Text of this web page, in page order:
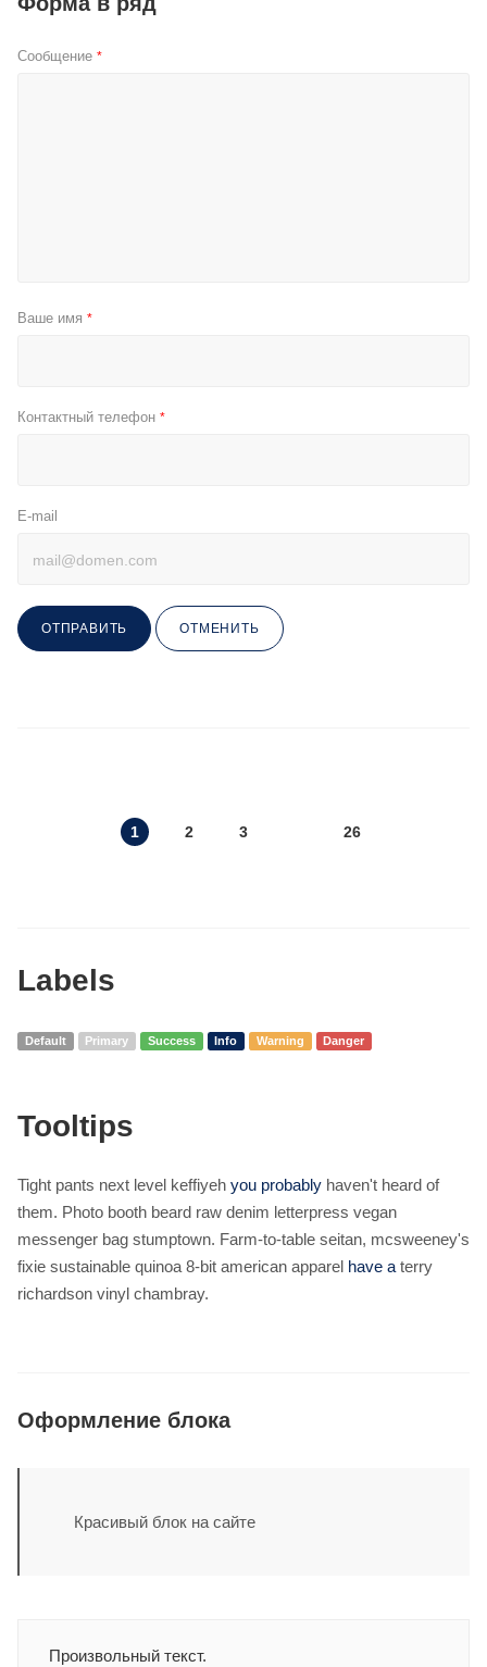
Сообщение *
Ваше имя *
Контактный телефон *
E-mail
ОТПРАВИТЬ ОТМЕНИТЬ
1 2 3 26
Labels
Default Primary Success Info Warning Danger
Tooltips
Tight pants next level keffiyeh you probably haven't heard of
them. Photo booth beard raw denim letterpress vegan
messenger bag stumptown. Farm-to-table seitan, mcsweeney's
fixie sustainable quinoa 8-bit american apparel have a terry
richardson vinyl chambray.
Оформление блока
Красивый блок на сайте
Произвольный текст.